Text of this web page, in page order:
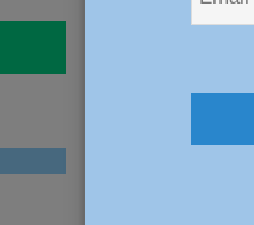
e asili nido, Tagliaferri (FdI):